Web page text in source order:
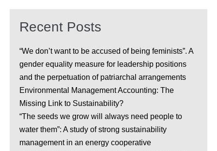
Recent Posts
“We don’t want to be accused of being feminists”. A
gender equality measure for leadership positions
and the perpetuation of patriarchal arrangements
Environmental Management Accounting: The
Missing Link to Sustainability?
“The seeds we grow will always need people to
water them”: A study of strong sustainability
management in an energy cooperative